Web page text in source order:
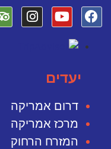
יעדים
דרום אמריקה
מרכז אמריקה
המזרח הרחוק